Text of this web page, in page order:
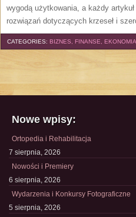
wygodą użytkowania, a każdy
rozwiązań dotyczących krzeseł i
CATEGORIES: BIZNES, FINANSE, EKONOMIA
Nowe wpisy:
Ortopedia i Rehabilitacja
7 sierpnia, 2026
Nowości i Premiery
6 sierpnia, 2026
Wydarzenia i Konkursy Fotograficzne
5 sierpnia, 2026